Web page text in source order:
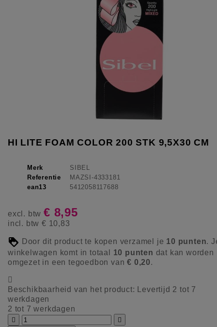
HI LITE FOAM COLOR 200 STK 9,5X30 CM
Merk
SIBEL
Referentie
MAZSI-4333181
ean13
5412058117688
excl. btw € 8,95
incl. btw € 10,83
Door dit product te kopen verzamel je 10 punten.
winkelwagen komt in totaal 10 punten dat kan worden
omgezet in een tegoedbon van€ 0,20.

Beschikbaarheid van het product:
Levertijd 2 tot 7
werkdagen
2 tot 7 werkdagen

